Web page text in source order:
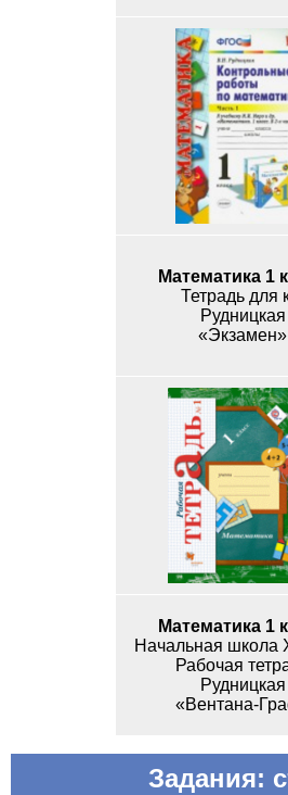
Математика 1
Тетрадь для
Рудницкая
«Экзамен»
Математика 1
Начальная школа
Рабочая
Рудницкая
«Вентана-
Задания: